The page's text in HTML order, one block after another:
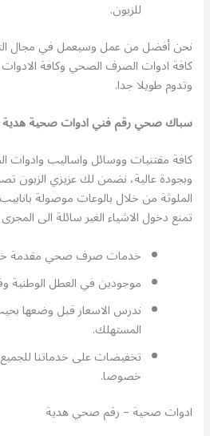
للزبون.
نحن أفضل من عمل وسيعمل في مجال
كافة ادوات الصرف الصحي وكافة الادوات
وتدوم طويلا جدا.
سباك صحي رقم فني ادوات صحية هدية
كافة مقتنيات ووسائل واساليب وادوات
وبجودة عالية، نضمن لك عزيزي الزبون
الملوثة من خلال بالوعات موصولة
تمنع دخول الاشياء الغير سائلة الى المجرى
خدمات صرف صحي مقدمة خلال 24
موجودين في العطل الوطنية
ندرس الاسعار قبل وضعها
المستهلك.
تخفيضات على خدماتنا للجميع
خصوصا.
ادوات صحية – رقم صحي هدية